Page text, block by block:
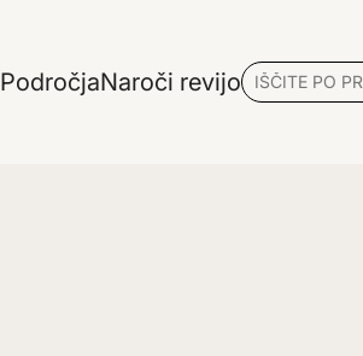
PodročjaNaroči revijo